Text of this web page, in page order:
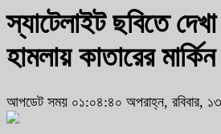
স্যাটেলাইট ছবিতে
হামলায় কাতারের
আপডেট সময় ০১:০৪:৪০ অপরাহ্ন, রবিবার,